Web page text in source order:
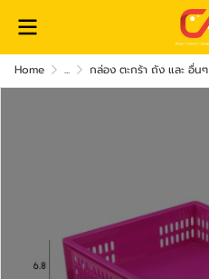
Home ... กล่อง ตะกร้า ถัง และ อื่นๆ